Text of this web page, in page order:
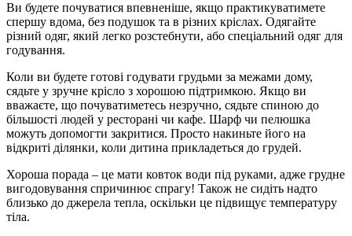
Ви будете почуватися впевненіше, якщо практикуватимете
спершу вдома, без подушок та в різних кріслах. Одягайте
різний одяг, який легко розстебнути, або спеціальний одяг для
годування.
Коли ви будете готові годувати грудьми за межами дому,
сядьте у зручне крісло з хорошою підтримкою. Якщо ви
вважаєте, що почуватиметесь незручно, сядьте спиною до
більшості людей у ресторані чи кафе. Шарф чи пелюшка
можуть допомогти закритися. Просто накиньте його на
відкриті ділянки, коли дитина прикладеться до грудей.
Хороша порада – це мати ковток води під руками, адже грудне
вигодовування спричинює спрагу! Також не сидіть надто
близько до джерела тепла, оскільки це підвищує температуру
тіла.